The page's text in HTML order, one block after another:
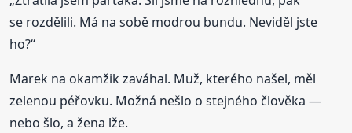
se rozdělili. Má na sobě modrou bundu. Neviděl jste
ho?“
Marek na okamžik zaváhal. Muž, kterého našel, měl
zelenou péřovku. Možná nešlo o stejného člověka —
nebo šlo, a žena lže.